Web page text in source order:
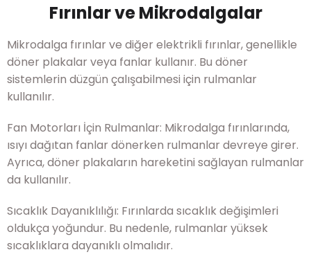
Fırınlar ve Mikrodalgalar
Mikrodalga fırınlar ve diğer elektrikli fırınlar, genellikle
döner plakalar veya fanlar kullanır. Bu döner
sistemlerin düzgün çalışabilmesi için rulmanlar
kullanılır.
Fan Motorları İçin Rulmanlar: Mikrodalga fırınlarında,
ısıyı dağıtan fanlar dönerken rulmanlar devreye girer.
Ayrıca, döner plakaların hareketini sağlayan rulmanlar
da kullanılır.
Sıcaklık Dayanıklılığı: Fırınlarda sıcaklık değişimleri
oldukça yoğundur. Bu nedenle, rulmanlar yüksek
sıcaklıklara dayanıklı olmalıdır.